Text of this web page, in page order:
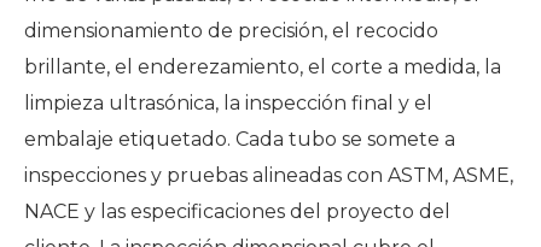
dimensionamiento de precisión, el recocido
brillante, el enderezamiento, el corte a medida, la
limpieza ultrasónica, la inspección final y el
embalaje etiquetado. Cada tubo se somete a
inspecciones y pruebas alineadas con ASTM, ASME,
NACE y las especificaciones del proyecto del